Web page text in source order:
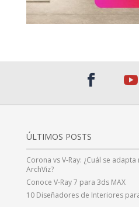
ÚLTIMOS POSTS
Corona vs V-Ray: ¿Cuál se
ArchViz?
Conoce V-Ray 7 para 3ds MAX
10 Diseñadores de Interiores